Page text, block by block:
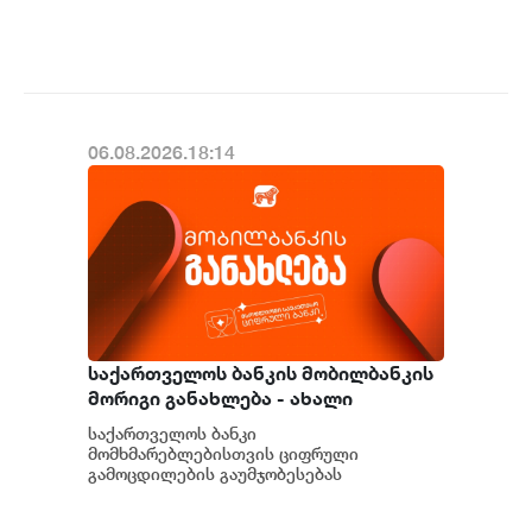
06.08.2026.18:14
საქართველოს ბანკის მობილბანკის
მორიგი განახლება - ახალი
შესაძლებლობები
მომხმარებლებისთვის
საქართველოს ბანკი
მომხმარებლებისთვის ციფრული
გამოცდილების გაუმჯობესებას